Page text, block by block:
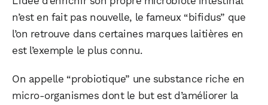
n’est en fait pas nouvelle, le fameux “bifidus” que
l’on retrouve dans certaines marques laitières en
est l’exemple le plus connu.
On appelle “probiotique” une substance riche en
micro-organismes dont le but est d’améliorer la